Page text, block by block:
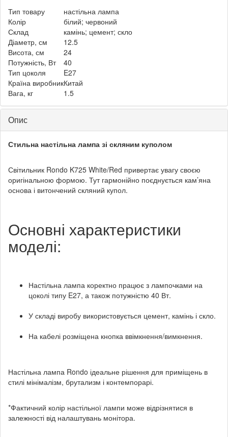
Тип товару
настільна лампа
Колір
білий; червоний
Склад
камінь; цемент; скло
Діаметр, см
12.5
Висота, см
24
Потужність, Вт
40
Тип цоколя
E27
Країна виробникКитай
Вага, кг
1.5
Опис
Стильна настільна лампа зі скляним куполом
Світильник Rondo K725 White/Red привертає увагу своєю
оригінальною формою. Тут гармонійно поєднується кам’яна
основа і витончений скляний купол.
Основні характеристики
моделі:
Настільна лампа коректно працює з лампочками на
цоколі типу E27, а також потужністю 40 Вт.
У складі виробу використовується цемент, камінь і скло.
На кабелі розміщена кнопка ввімкнення/вимкнення.
Настільна лампа Rondo ідеальне рішення для приміщень в
стилі мінімалізм, брутализм і контемпорарі.
*Фактичний колір настільної лампи може відрізнятися в
залежності від налаштувань монітора.